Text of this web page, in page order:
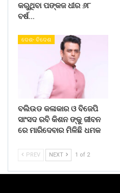
କରୁଥିବା ପଙ୍କଜ ଧୀର ୬୮
ବର୍ଷ…
ଦେଶ- ବିଦେଶ
ବଲିଉଡ କଳାକାର ଓ ବିଜେପି
ସାଂସଦ ରବି କିଶନ ଙ୍କୁ ଜୀବନ
ରେ ମାରିଦେବାର ମିଳିଛି ଧମକ
PREV NEXT 1 of 2